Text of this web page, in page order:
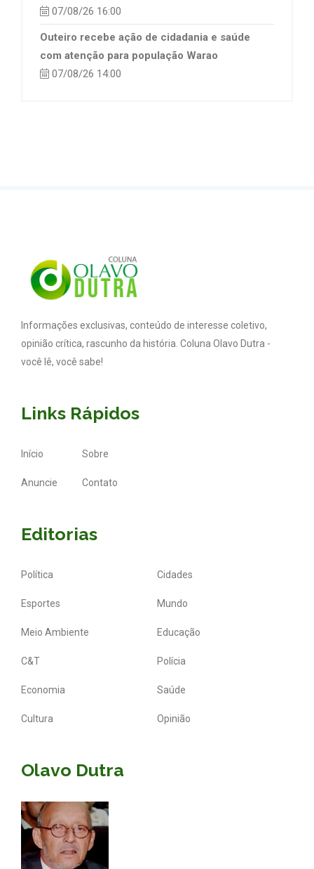
07/08/26 16:00
Outeiro recebe ação de cidadania e saúde
com atenção para população Warao
07/08/26 14:00
Informações exclusivas, conteúdo de interesse coletivo,
opinião crítica, rascunho da história. Coluna Olavo Dutra -
você lê, você sabe!
Links Rápidos
Início Sobre
Anuncie Contato
Editorias
Política Cidades
Esportes Mundo
Meio Ambiente Educação
C&T Polícia
Economia Saúde
Cultura Opinião
Olavo Dutra